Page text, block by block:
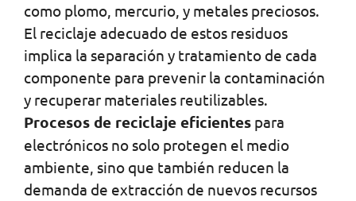
como plomo, mercurio, y metales preciosos.
El reciclaje adecuado de estos residuos
implica la separación y tratamiento de cada
componente para prevenir la contaminación
y recuperar materiales reutilizables.
Procesos de reciclaje eficientes para
electrónicos no solo protegen el medio
ambiente, sino que también reducen la
demanda de extracción de nuevos recursos